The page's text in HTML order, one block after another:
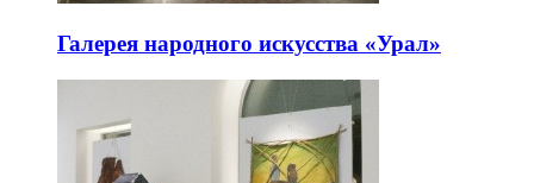
Галерея народного искусства «Урал»